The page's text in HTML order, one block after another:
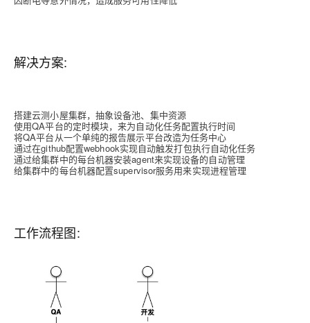
解决方案:
搭建云测小屋集群，抽象设备池、集中资源
使用QA平台的定时模块，来为自动化任务配置执行时间
将QA平台从一个单纯的报告展示平台改造为任务中心
通过在github配置webhook实现自动触发打包执行自动化任务
通过给集群中的每台机器安装agent来实现设备的自动管理
给集群中的每台机器配置supervisor服务用来实现进程管理
工作流程图: